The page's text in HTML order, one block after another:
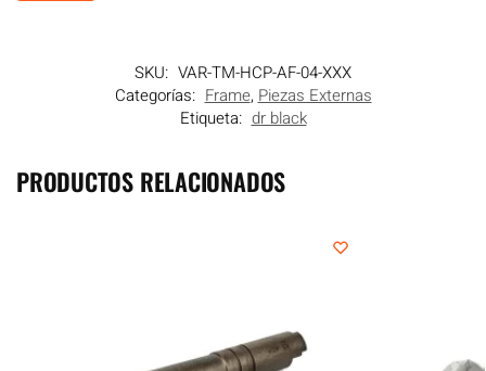
SKU: VAR-TM-HCP-AF-04-XXX
Categorías: Frame, Piezas Externas
Etiqueta: dr black
PRODUCTOS RELACIONADOS